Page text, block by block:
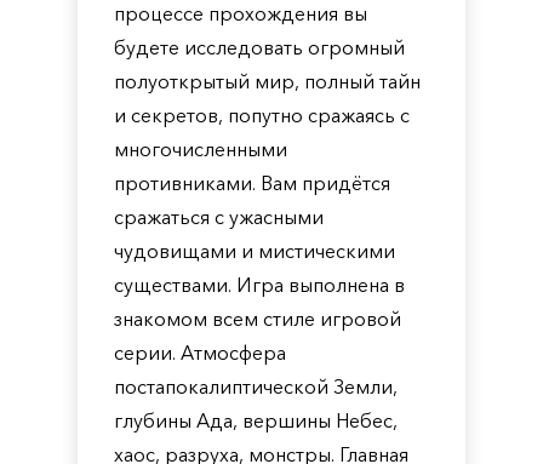
процессе прохождения вы
будете исследовать огромный
полуоткрытый мир, полный тайн
и секретов, попутно сражаясь с
многочисленными
противниками. Вам придётся
сражаться с ужасными
чудовищами и мистическими
существами. Игра выполнена в
знакомом всем стиле игровой
серии. Атмосфера
постапокалиптической Земли,
глубины Ада, вершины Небес,
хаос, разруха, монстры. Главная